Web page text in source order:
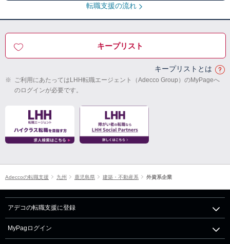
転職支援の流れ
キープリスト
キープリストとは
※ ご利用にあたってはLHH転職エージェント（Adecco Group）のMyPageへ
のログインが必要です。
Adeccoの転職支援 九州 鹿児島県 建築・不動産系 外資系企業
アデコの転職支援に登録
MyPagログイン